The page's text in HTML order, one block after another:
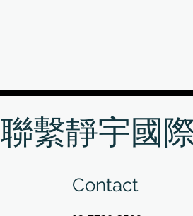
聯繫靜宇國
Contact